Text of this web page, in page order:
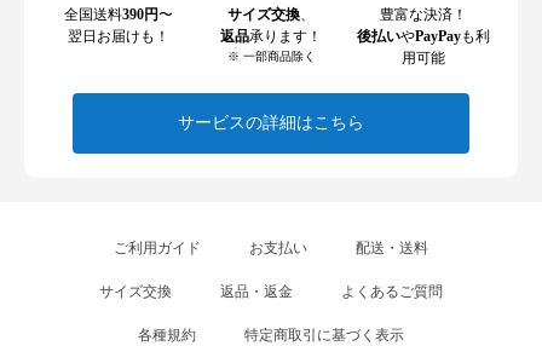
全国送料390円〜
翌日お届けも！
サイズ交換
返品承ります！
※ 一部商品除く
豊富な決済！
後払いやPayPayも利
用可能
サービスの詳細はこちら
ご利用ガイド お支払い 配送・送料
サイズ交換 返品・返金 よくあるご質問
各種規約 特定商取引に基づく表示